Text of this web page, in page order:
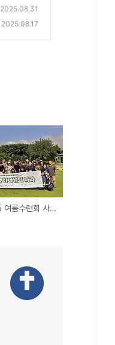
2025.08.31
2025.08.17
청년부 2025 여름수련회 사진/동영상